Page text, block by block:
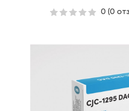
0 (0